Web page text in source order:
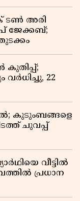
ടൺ അരി
ജേക്കബ്;
22
കുടുംബങ്ങളെ
ചുവപ്പ്
വീട്ടിൽ
പ്രധാന